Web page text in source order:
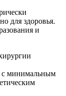
для здоровья.
и
с минимальным